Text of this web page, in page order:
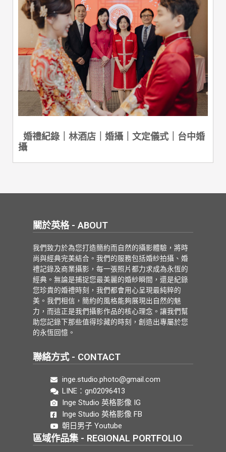
婚禮紀錄｜林酒店｜婚攝｜文定儀式｜台中婚
攝
關於英格 - ABOUT
我們致力於為您打造簡約而自然的攝影體驗，將時
尚與經典完美結合。我們的服務包括婚紗拍攝、婚
禮記錄及商業攝影，每一張照片都力求成為永恆的
經典。無論是捕捉您最美麗的婚紗瞬間，還是紀錄
您珍貴的婚禮時刻，我們都會用心呈現最純粹的
美。我們相信，簡約的風格能夠展現出自然的魅
力，而這正是我們攝影作品的核心理念。讓我們幫
助您記錄下那些值得珍藏的時刻，創造出專屬於您
的永恆回憶。
聯絡方式 - CONTACT
inge.studio.photo@gmail.com
LINE：gn02096413
Inge Studio 英格影像 IG
Inge Studio 英格影像 FB
朝日男子 Youtube
區域作品集 - REGIONAL PORTFOLIO